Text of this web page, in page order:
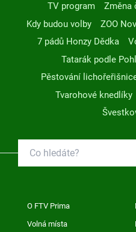
TV program
Změna
Kdy budou volby
ZOO
7 pádů Honzy Dědka
Tatarák podle
Pěstování
Tvarohové knedlíky
O FTV Prima
Volná místa